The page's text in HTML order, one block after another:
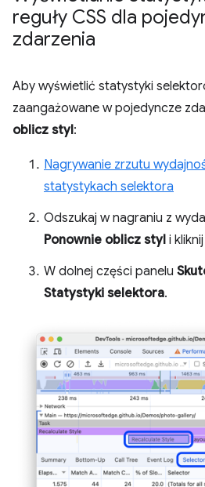
reguły CSS dla
zdarzenia
Aby wyświetlić statystyki
zaangażowane w pojedyncze
oblicz styl:
Nagrywanie zrzutu
statystykach selektora
Odszukaj w nagraniu z
Ponownie oblicz styl i
W dolnej części panelu
Statystyki selektora.